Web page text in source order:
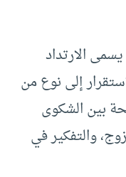
الارتداد
إلى نوع من
بين الشكوى
والتفكير في